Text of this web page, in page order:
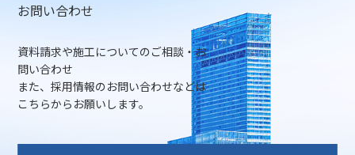
お問い合わせ
資料請求や施工についてのご相談・お
問い合わせ
また、採用情報のお問い合わせなどは
こちらからお願いします。